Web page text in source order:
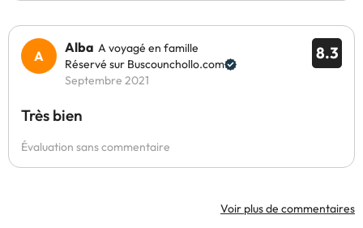
8.3
Alba A voyagé en famille
Réservé sur Buscounchollo.com
Septembre 2021
Très bien
Évaluation sans commentaire
Voir plus de commentaires